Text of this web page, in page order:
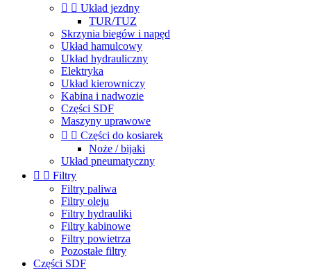
  Układ jezdny
TUR/TUZ
Skrzynia biegów i napęd
Układ hamulcowy
Układ hydrauliczny
Elektryka
Układ kierowniczy
Kabina i nadwozie
Części SDF
Maszyny uprawowe
  Części do kosiarek
Noże / bijaki
Układ pneumatyczny
  Filtry
Filtry paliwa
Filtry oleju
Filtry hydrauliki
Filtry kabinowe
Filtry powietrza
Pozostałe filtry
Części SDF